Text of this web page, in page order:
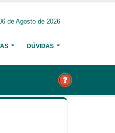
de Agosto de 2026
DÚVIDAS